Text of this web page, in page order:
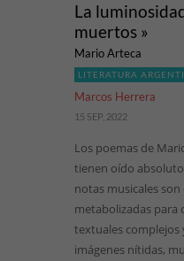
La
muertos »
Mario Arteca
LITERATURA
Marcos Herrera
15 SEP, 2022
Los poemas de
tienen oído
notas musicales son
metabolizadas
textuales complejos
imágenes nítidas,